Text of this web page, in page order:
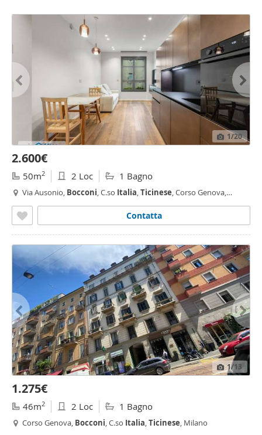
1/20
2.600€
50m2 2 Loc 1 Bagno
Via Ausonio, Bocconi, C.so Italia,Ticinese, Corso Genova,
Contatta
1/13
1.275€
46m2 2 Loc 1 Bagno
Corso Genova, Bocconi, C.so Italia,Ticinese, Milano